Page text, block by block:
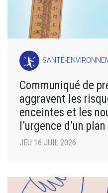
SANTÉ-
Communiqué de
aggravent les
enceintes et les
l’urgence d’un
JEU 16 JUIL 2026